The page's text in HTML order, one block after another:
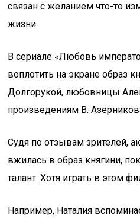
связан с желанием что-то
жизни.
В сериале «Любовь
воплотить на экране образ
Долгорукой, любовницы
произведениям В.
Судя по отзывам зрителей,
вжилась в образ княгини,
талант. Хотя играть в этом
Например, Наталия